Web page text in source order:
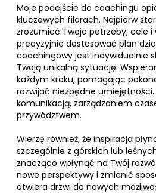
Moje podejście do coachingu
kluczowych filarach. Najpierw
zrozumieć Twoje potrzeby, cele i
precyzyjnie dostosować plan
coachingowy jest indywidualnie
Twoją unikalną sytuację.
każdym kroku, pomagając
rozwijać niezbędne
komunikacją, zarządzaniem
przywództwem.
Wierzę również, że inspiracja
szczególnie z górskich lub
znacząco wpłynąć na Twój
nowe perspektywy i zmienić
otwiera drzwi do nowych